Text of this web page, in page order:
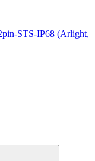
STS-IP68 (Arlight,